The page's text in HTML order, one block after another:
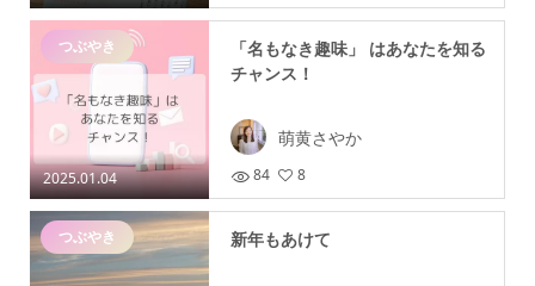
2025.01.04
つぶやき
「名もなき趣味」 はあなたを知る
チャンス！
萌黄さやか
84 8
つぶやき 新年もあけて